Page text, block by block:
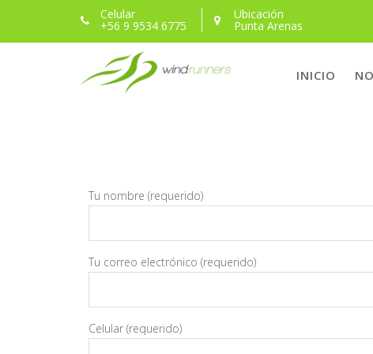
Celular
+56 9 9534 6775
Ubicación
Punta Arenas
INICIO
Suscripción
Tu nombre (requerido)
Tu correo electrónico (requerido)
Celular (requerido)